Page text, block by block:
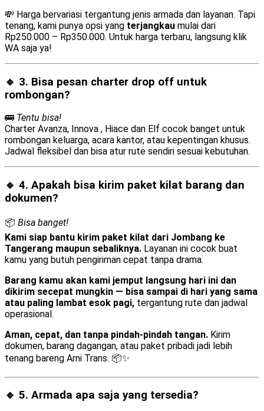
💸 Harga bervariasi tergantung jenis armada dan layanan. Tapi
tenang, kami punya opsi yang terjangkau mulai dari
Rp250.000 – Rp350.000. Untuk harga terbaru, langsung klik
WA saja ya!
🔹 3. Bisa pesan charter drop off untuk
rombongan?
🚌 Tentu bisa!
Charter Avanza, Innova , Hiace dan Elf cocok banget untuk
rombongan keluarga, acara kantor, atau kepentingan khusus.
Jadwal fleksibel dan bisa atur rute sendiri sesuai kebutuhan.
🔹 4. Apakah bisa kirim paket kilat barang dan
dokumen?
📦 Bisa banget!
Kami siap bantu kirim paket kilat dari Jombang ke
Tangerang maupun sebaliknya. Layanan ini cocok buat
kamu yang butuh pengiriman cepat tanpa drama.
Barang kamu akan kami jemput langsung hari ini dan
dikirim secepat mungkin — bisa sampai di hari yang sama
atau paling lambat esok pagi, tergantung rute dan jadwal
operasional.
Aman, cepat, dan tanpa pindah-pindah tangan. Kirim
dokumen, barang dagangan, atau paket pribadi jadi lebih
tenang bareng Arni Trans. 📦✨
🔹 5. Armada apa saja yang tersedia?